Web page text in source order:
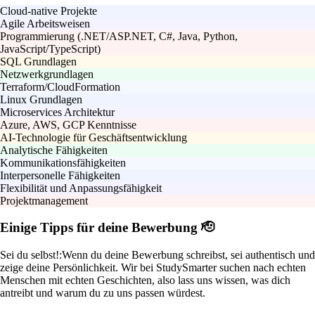
Cloud-native Projekte
Agile Arbeitsweisen
Programmierung (.NET/ASP.NET, C#, Java, Python,
JavaScript/TypeScript)
SQL Grundlagen
Netzwerkgrundlagen
Terraform/CloudFormation
Linux Grundlagen
Microservices Architektur
Azure, AWS, GCP Kenntnisse
AI-Technologie für Geschäftsentwicklung
Analytische Fähigkeiten
Kommunikationsfähigkeiten
Interpersonelle Fähigkeiten
Flexibilität und Anpassungsfähigkeit
Projektmanagement
Einige Tipps für deine Bewerbung 🫡
Sei du selbst!:Wenn du deine Bewerbung schreibst, sei authentisch und
zeige deine Persönlichkeit. Wir bei StudySmarter suchen nach echten
Menschen mit echten Geschichten, also lass uns wissen, was dich
antreibt und warum du zu uns passen würdest.